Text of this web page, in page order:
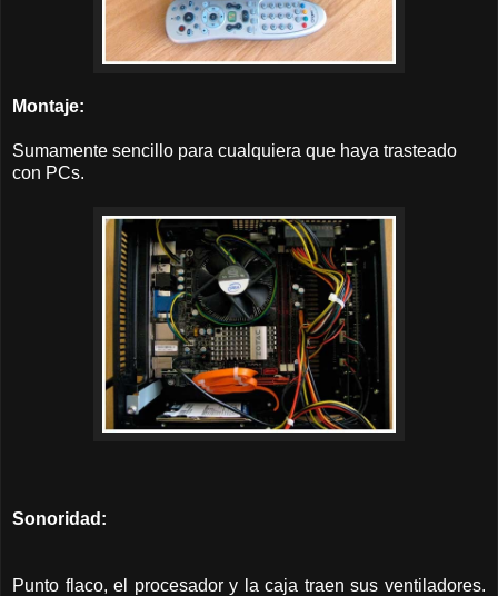
Montaje:
Sumamente sencillo para cualquiera que haya trasteado
con PCs.
Sonoridad:
Punto flaco, el procesador y la caja traen sus ventiladores.